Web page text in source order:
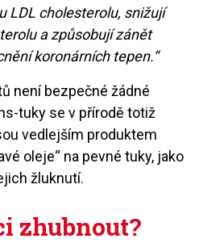
LDL cholesterolu, snižují
a způsobují zánět
koronárních tepen.“
není bezpečné žádné
tuky se v přírodě totiž
vedlejším produktem
oleje“ na pevné tuky, jako
žluknutí.
zhubnout?